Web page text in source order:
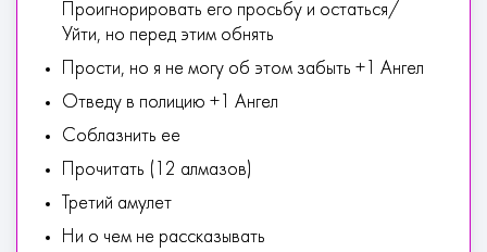
Проигнорировать его просьбу и остаться/
Уйти, но перед этим обнять
Прости, но я не могу об этом забыть +1 Ангел
Отведу в полицию +1 Ангел
Соблазнить ее
Прочитать (12 алмазов)
Третий амулет
Ни о чем не рассказывать